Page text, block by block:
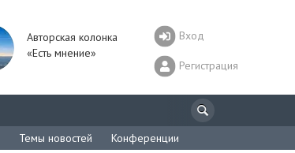
Авторская колонка
«Есть мнение»
Вход
Регистрация
Темы новостей Конференции